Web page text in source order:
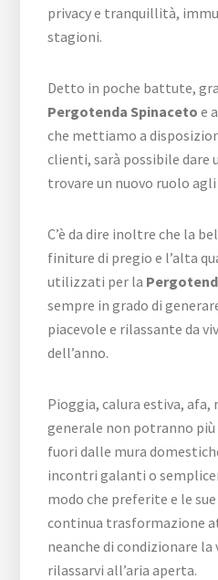
privacy e tranquillità,
stagioni.
Detto in poche battute,
Pergotenda Spinaceto e
che mettiamo a
clienti, sarà possibile dare
trovare un nuovo ruolo
C’è da dire inoltre che la
finiture di pregio e l’alta
utilizzati per la
sempre in grado di
piacevole e rilassante da
dell’anno.
Pioggia, calura estiva, afa,
generale non potranno più
fuori dalle mura
incontri galanti o
modo che preferite e le
continua trasformazione
neanche di condizionare
rilassarvi all’aria aperta.